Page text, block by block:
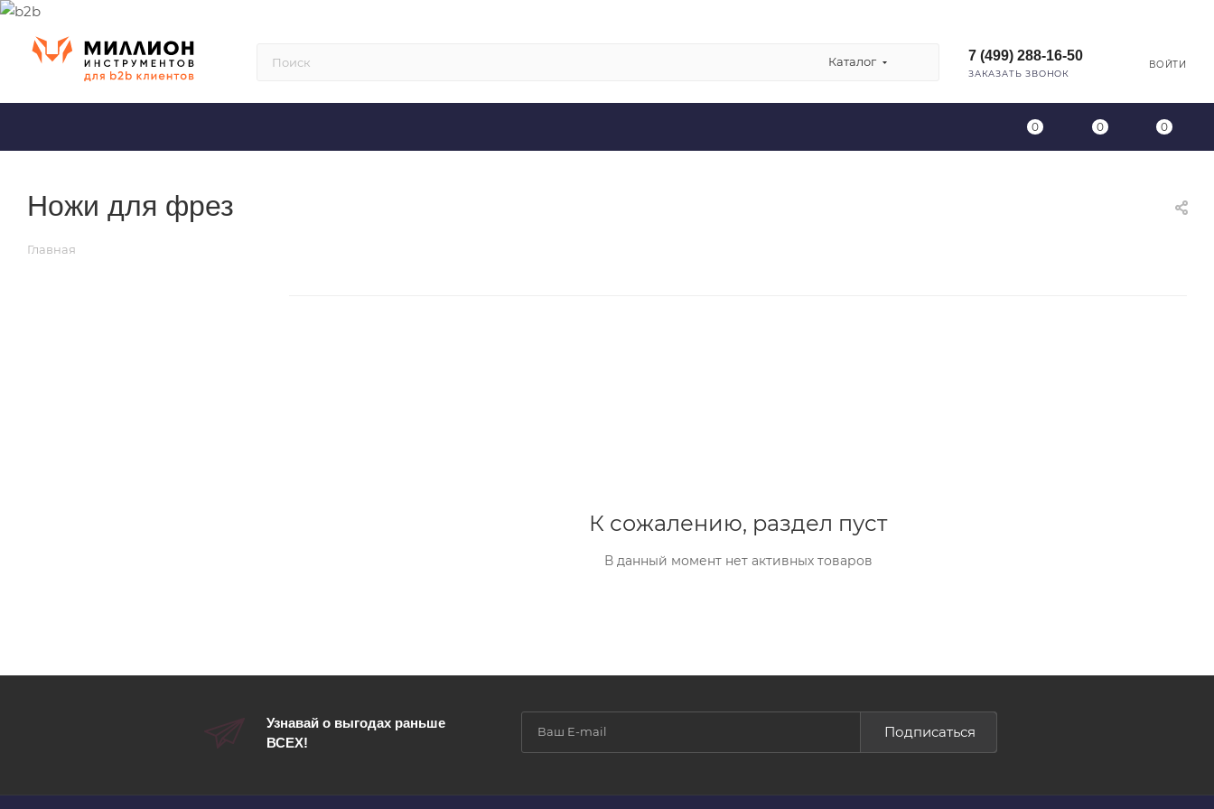
Каталог 7 (499) 288-16-50
ЗАКАЗАТЬ ЗВОНОК
ВОЙТИ
0 0 0
Ножи для фрез
Главная
К сожалению, раздел пуст
В данный момент нет активных товаров
Узнавай о выгодах раньше
ВСЕХ!
Подписаться